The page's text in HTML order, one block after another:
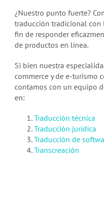
¿Nuestro punto fuerte?
traducción tradicional
fin de responder
de productos en línea.
Si bien nuestra
commerce y de e-turismo
contamos con un equipo
en:
Traducción técnica
Traducción jurídica
Traducción de
Transcreación